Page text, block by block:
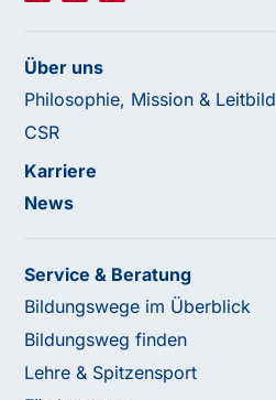
Über uns
Philosophie, Mission & Leitbild
CSR
Karriere
News
Service & Beratung
Bildungswege im Überblick
Bildungsweg finden
Lehre & Spitzensport